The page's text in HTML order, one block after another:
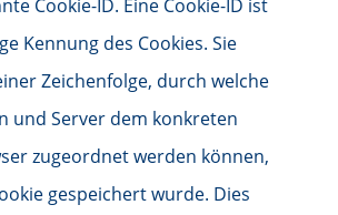
Cookie-ID. Eine Cookie-ID ist
Kennung des Cookies. Sie
Zeichenfolge, durch welche
und Server dem konkreten
zugeordnet werden können,
gespeichert wurde. Dies